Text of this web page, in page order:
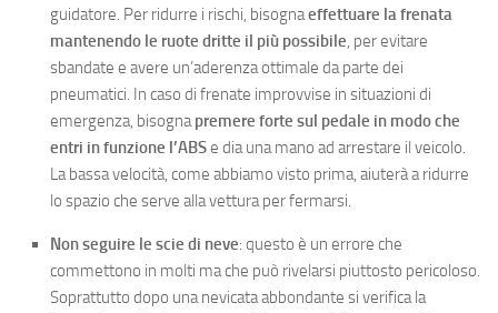
guidatore. Per ridurre i rischi, bisognaeffettuare la frenata
mantenendo le ruote dritte il più possibile, per evitare
sbandate e avere un’aderenza ottimale da parte dei
pneumatici. In caso di frenate improvvise in situazioni di
emergenza, bisognapremere forte sul pedale in modo che
entri in funzione l’ABSe dia una mano ad arrestare il veicolo.
La bassa velocità, come abbiamo visto prima, aiuterà a ridurre
lo spazio che serve alla vettura per fermarsi.
Non seguire le scie di neve: questo è un errore che
commettono in molti ma che può rivelarsi piuttosto pericoloso.
Soprattutto dopo una nevicata abbondante si verifica la